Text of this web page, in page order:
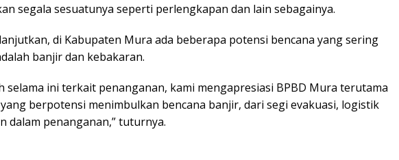
segala sesuatunya seperti perlengkapan dan lain sebagainya.
di Kabupaten Mura ada beberapa potensi bencana yang sering
banjir dan kebakaran.
selama ini terkait penanganan, kami mengapresiasi BPBD Mura terutama
berpotensi menimbulkan bencana banjir, dari segi evakuasi, logistik
dalam penanganan,” tuturnya.